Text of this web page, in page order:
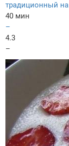
традиционный
40 мин
–
4.3
–